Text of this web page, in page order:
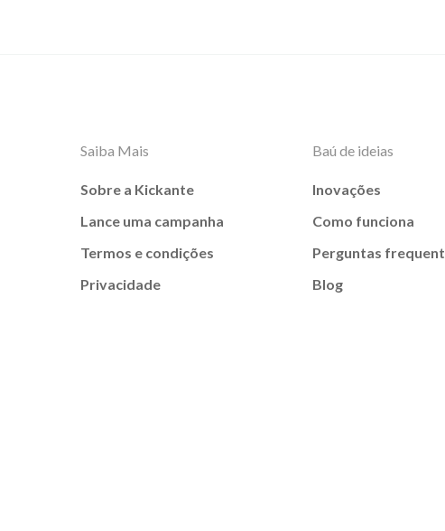
Saiba Mais
Sobre a Kickante
Lance uma campanha
Termos e condições
Privacidade
Baú de ideias
Inovações
Como funciona
Perguntas
Blog